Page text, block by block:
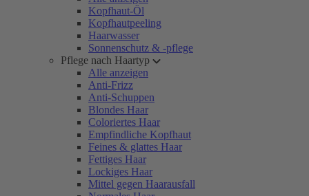
Kopfhaut-Öl
Kopfhautpeeling
Haarwasser
Sonnenschutz & -pflege
Pflege nach Haartyp
Alle anzeigen
Anti-Frizz
Anti-Schuppen
Blondes Haar
Coloriertes Haar
Empfindliche Kopfhaut
Feines & glattes Haar
Fettiges Haar
Lockiges Haar
Mittel gegen Haarausfall